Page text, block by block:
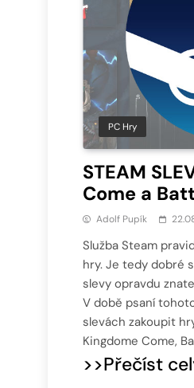
PC Hry
STEAM
Come a
Adolf Pupík
Služba Steam
hry. Je tedy dobré
slevy opravdu
V době psaní
slevách zakoupit
Kingdome Come,
>>Přečíst